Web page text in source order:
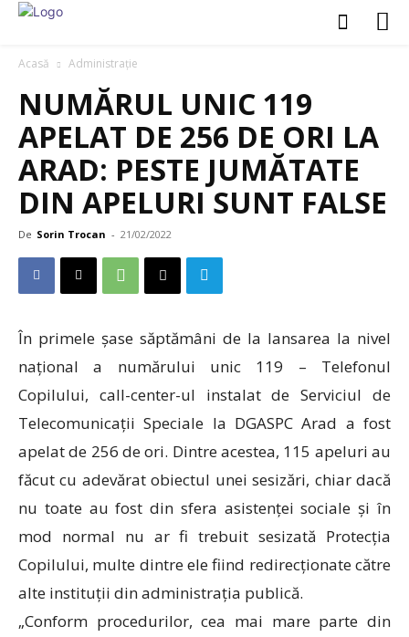
Acasă Administrație
NUMĂRUL UNIC 119
APELAT DE 256 DE ORI LA
ARAD: PESTE JUMĂTATE
DIN APELURI SUNT FALSE
De Sorin Trocan - 21/02/2022
În primele șase săptămâni de la lansarea la nivel
național a numărului unic 119 – Telefonul
Copilului, call-center-ul instalat de Serviciul de
Telecomunicații Speciale la DGASPC Arad a fost
apelat de 256 de ori. Dintre acestea, 115 apeluri au
făcut cu adevărat obiectul unei sesizări, chiar dacă
nu toate au fost din sfera asistenței sociale și în
mod normal nu ar fi trebuit sesizată Protecția
Copilului, multe dintre ele fiind redirecționate către
alte instituții din administrația publică.
„Conform procedurilor, cea mai mare parte din